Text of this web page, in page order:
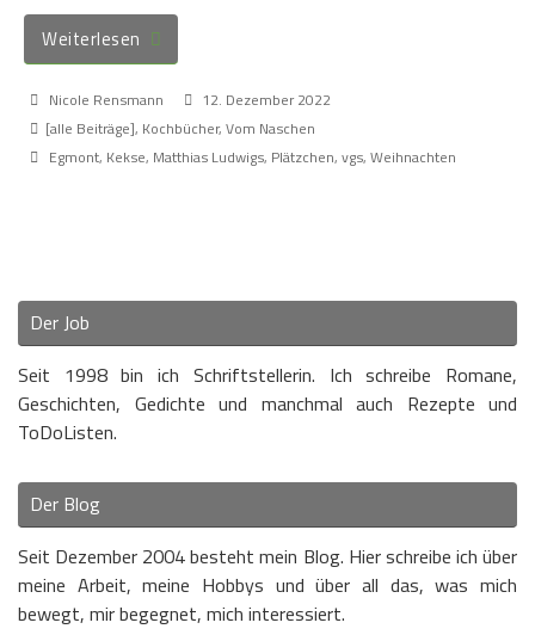
Weiterlesen
Nicole Rensmann
12. Dezember 2022
[alle Beiträge], Kochbücher, Vom Naschen
Egmont, Kekse, Matthias Ludwigs, Plätzchen, vgs, Weihnachten
Der Job
Seit 1998 bin ich Schriftstellerin. Ich schreibe Romane,
Geschichten, Gedichte und manchmal auch Rezepte und
ToDoListen.
Der Blog
Seit Dezember 2004 besteht mein Blog. Hier schreibe ich über
meine Arbeit, meine Hobbys und über all das, was mich
bewegt, mir begegnet, mich interessiert.